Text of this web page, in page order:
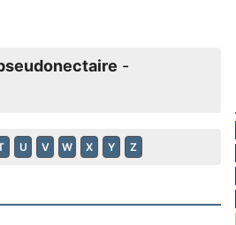
-
U V W X Y Z